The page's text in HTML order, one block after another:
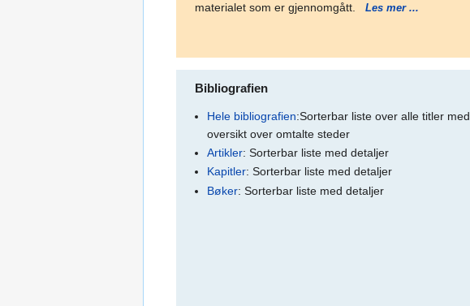
materialet som er gjennomgått. Les mer ...
Bibliografien
Hele bibliografien:Sorterbar liste over alle titler med
oversikt over omtalte steder
Artikler: Sorterbar liste med detaljer
Kapitler: Sorterbar liste med detaljer
Bøker: Sorterbar liste med detaljer